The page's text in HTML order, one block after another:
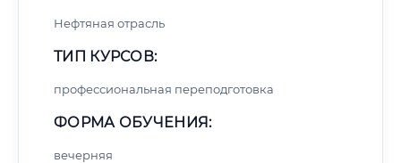
Нефтяная отрасль
ТИП КУРСОВ:
профессиональная переподготовка
ФОРМА ОБУЧЕНИЯ:
вечерняя